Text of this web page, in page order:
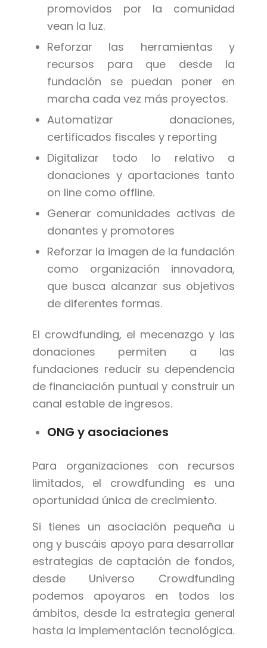
promovidos por la comunidad
vean la luz.
Reforzar las herramientas y
recursos para que desde la
fundación se puedan poner en
marcha cada vez más proyectos.
Automatizar donaciones,
certificados fiscales y reporting
Digitalizar todo lo relativo a
donaciones y aportaciones tanto
on line como offline.
Generar comunidades activas de
donantes y promotores
Reforzar la imagen de la fundación
como organización innovadora,
que busca alcanzar sus objetivos
de diferentes formas.
El crowdfunding, el mecenazgo y las
donaciones permiten a las
fundaciones reducir su dependencia
de financiación puntual y construir un
canal estable de ingresos.
ONG y asociaciones
Para organizaciones con recursos
limitados, el crowdfunding es una
oportunidad única de crecimiento.
Si tienes un asociación pequeña u
ong y buscáis apoyo para desarrollar
estrategias de captación de fondos,
desde Universo Crowdfunding
podemos apoyaros en todos los
ámbitos, desde la estrategia general
hasta la implementación tecnológica.